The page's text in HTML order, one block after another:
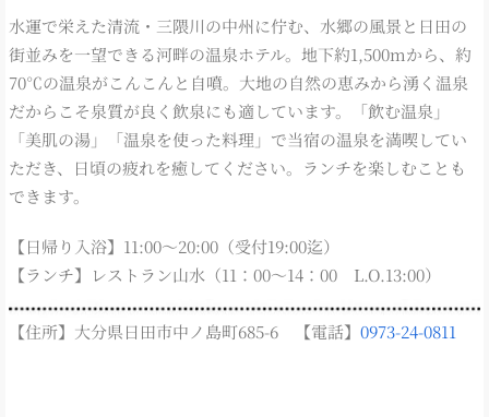
水運で栄えた清流・三隈川の中州に佇む、水郷の風景と日田の
街並みを一望できる河畔の温泉ホテル。地下約1,500mから、約
70℃の温泉がこんこんと自噴。大地の自然の恵みから湧く温泉
だからこそ泉質が良く飲泉にも適しています。「飲む温泉」
「美肌の湯」「温泉を使った料理」で当宿の温泉を満喫してい
ただき、日頃の疲れを癒してください。ランチを楽しむことも
できます。
【日帰り入浴】11:00～20:00（受付19:00迄）
【ランチ】レストラン山水（11：00～14：00 L.O.13:00）
【住所】大分県日田市中ノ島町685-6 【電話】 0973-24-0811